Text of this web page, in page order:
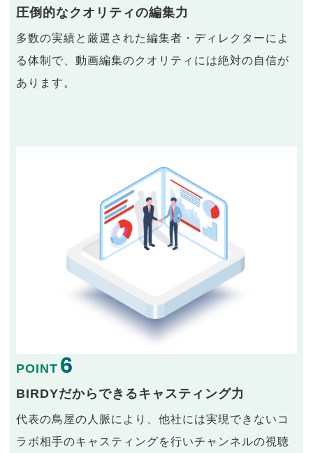
圧倒的なクオリティの編集力
多数の実績と厳選された編集者・ディレクターによ
る体制で、動画編集のクオリティには絶対の自信が
あります。
POINT 6
BIRDYだからできるキャスティング力
代表の鳥屋の人脈により、他社には実現できないコ
ラボ相手のキャスティングを行いチャンネルの視聴